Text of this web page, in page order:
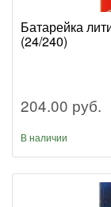
Батарейка
(24/240)
204.00 руб.
В наличии